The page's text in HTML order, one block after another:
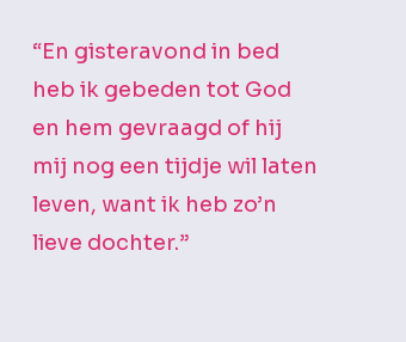
“En gisteravond in bed
heb ik gebeden tot God
en hem gevraagd of hij
mij nog een tijdje wil laten
leven, want ik heb zo’n
lieve dochter.”